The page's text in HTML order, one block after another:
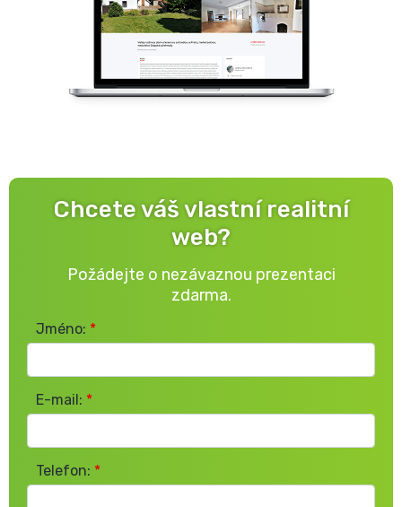
Chcete váš vlastní realitní
web?
Požádejte o nezávaznou prezentaci
zdarma.
Jméno: *
E-mail: *
Telefon: *